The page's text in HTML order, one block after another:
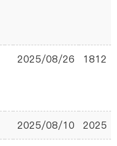
2025/08/26 1812
2025/08/10 2025